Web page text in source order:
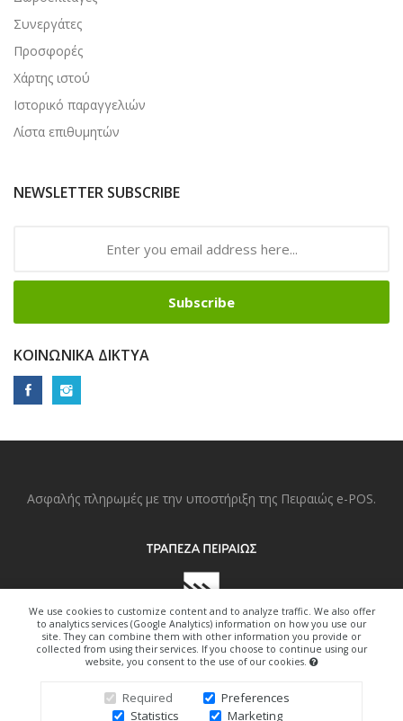
We use cookies to customize content and to analyze traffic. We also offer
to analytics services (Google Analytics) information on how you use our
site. They can combine them with other information you provide or
collected from using their services. If you choose to continue using our
website, you consent to the use of our cookies.
Required
Preferences
Statistics
Marketing
Συνεργάτες
Προσφορές
Χάρτης ιστού
Ιστορικό παραγγελιών
Λίστα επιθυμητών
NEWSLETTER SUBSCRIBE
Subscribe
ΚΟΙΝΩΝΙΚΆ ΔΊΚΤΥΑ
Ασφαλής πληρωμές με την υποστήριξη της Πειραιώς e-POS.
Copyright © 2022. All Right Reserved.
Design By Freedom-Art.gr